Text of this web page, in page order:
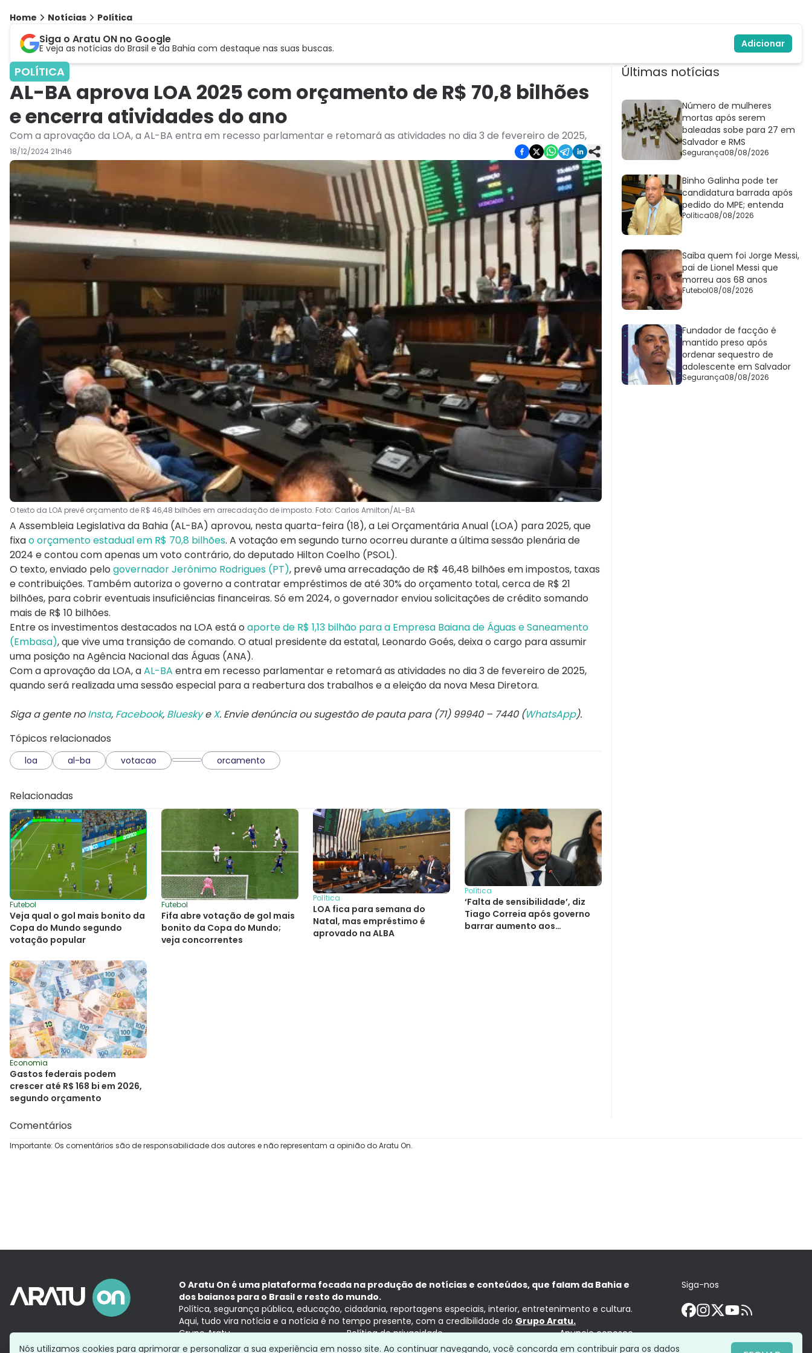
Home Notícias Política
Siga o Aratu ON no Google
E veja as notícias do Brasil e da Bahia com destaque nas suas buscas. Adicionar
POLÍTICA
AL-BA aprova LOA 2025 com orçamento de R$ 70,8 bilhões
e encerra atividades do ano
Com a aprovação da LOA, a AL-BA entra em recesso parlamentar e retomará as atividades no dia 3 de fevereiro de 2025,
18/12/2024 21h46
O texto da LOA prevê orçamento de R$ 46,48 bilhões em arrecadação de imposto. Foto: Carlos Amilton/AL-BA
A Assembleia Legislativa da Bahia (AL-BA) aprovou, nesta quarta-feira (18), a Lei Orçamentária Anual (LOA) para 2025, que
fixao orçamento estadual em R$ 70,8 bilhões. A votação em segundo turno ocorreu durante a última sessão plenária de
2024 e contou com apenas um voto contrário, do deputado Hilton Coelho (PSOL).
O texto, enviado pelo governador Jerônimo Rodrigues (PT), prevê uma arrecadação de R$ 46,48 bilhões em impostos, taxas
e contribuições. Também autoriza o governo a contratar empréstimos de até 30% do orçamento total, cerca de R$ 21
bilhões, para cobrir eventuais insuficiências financeiras. Só em 2024, o governador enviou solicitações de crédito somando
mais de R$ 10 bilhões.
Entre os investimentos destacados na LOA está o aporte de R$ 1,13 bilhão para a Empresa Baiana de Águas e Saneamento
(Embasa), que vive uma transição de comando. O atual presidente da estatal, Leonardo Goés, deixa o cargo para assumir
uma posição na Agência Nacional das Águas (ANA).
Com a aprovação da LOA, aAL-BA entra em recesso parlamentar e retomará as atividades no dia 3 de fevereiro de 2025,
quando será realizada uma sessão especial para a reabertura dos trabalhos e a eleição da nova Mesa Diretora.
Siga a gente noInsta, Facebook, BlueskyeX. Envie denúncia ou sugestão de pauta para (71) 99940 – 7440 (WhatsApp).
Tópicos relacionados
loa al-ba votacao orcamento
Relacionadas
Futebol
Veja qual o gol mais bonito da
Copa do Mundo segundo
votação popular
Futebol
Fifa abre votação de gol mais
bonito da Copa do Mundo;
veja concorrentes
Política
LOA fica para semana do
Natal, mas empréstimo é
aprovado na ALBA
Política
‘Falta de sensibilidade’, diz
Tiago Correia após governo
barrar aumento aos
Economia
Gastos federais podem
crescer até R$ 168 bi em 2026,
segundo orçamento
Últimas notícias
Número de mulheres
mortas após serem
baleadas sobe para 27 em
Salvador e RMS
Segurança08/08/2026
Binho Galinha pode ter
candidatura barrada após
pedido do MPE; entenda
Política08/08/2026
Saiba quem foi Jorge Messi,
pai de Lionel Messi que
morreu aos 68 anos
Futebol08/08/2026
Fundador de facção é
mantido preso após
ordenar sequestro de
adolescente em Salvador
Segurança08/08/2026
Comentários
Importante: Os comentários são de responsabilidade dos autores e não representam a opinião do Aratu On.
O Aratu On é uma plataforma focada na produção de notícias e conteúdos, que falam da Bahia e
dos baianos para o Brasil e resto do mundo.
Política, segurança pública, educação, cidadania, reportagens especiais, interior, entretenimento e cultura.
Aqui, tudo vira notícia e a notícia é no tempo presente, com a credibilidade do Grupo Aratu.
Grupo Aratu
Política de privacidade Anuncie conosco
Siga-nos
Nós utilizamos cookies para aprimorar e personalizar a sua experiência em nosso site. Ao continuar navegando, você concorda em contribuir para os dados